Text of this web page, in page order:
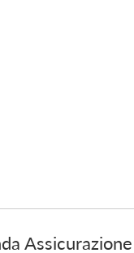
Assicurazione